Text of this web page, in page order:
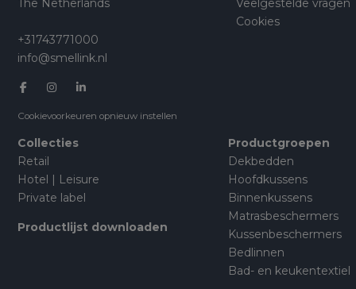
The Netherlands
+31743771000
info@smellink.nl
Cookievoorkeuren opnieuw instellen
Veelgestelde vragen
Cookies
Collecties
Retail
Hotel | Leisure
Private label
Productlijst downloaden
Productgroepen
Dekbedden
Hoofdkussens
Binnenkussens
Matrasbeschermers
Kussenbeschermers
Bedlinnen
Bad- en keukentextiel